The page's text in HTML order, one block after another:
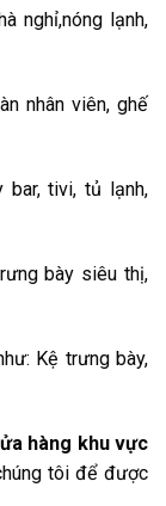
nghỉ,nóng lạnh,
nhân viên, ghế
bar, tivi, tủ lạnh,
bày siêu thị,
Kệ trưng bày,
hàng khu vực
tôi để được